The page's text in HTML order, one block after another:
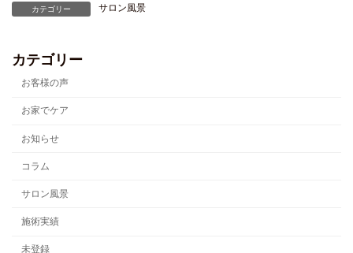
カテゴリー サロン風景
カテゴリー
お客様の声
お家でケア
お知らせ
コラム
サロン風景
施術実績
未登録